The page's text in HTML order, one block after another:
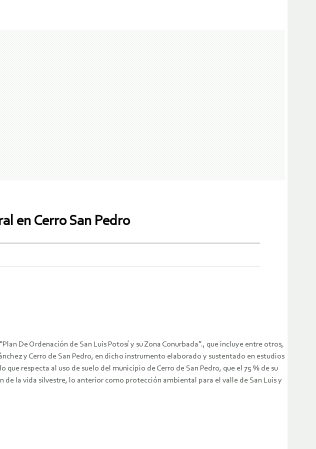
en Cerro San Pedro
De Ordenación de San Luis Potosí y su Zona Conurbada”., que incluye entre otros,
y Cerro de San Pedro, en dicho instrumento elaborado y sustentado en estudios
respecta al uso de suelo del municipio de Cerro de San Pedro, que el 75 % de su
la vida silvestre, lo anterior como protección ambiental para el valle de San Luis y